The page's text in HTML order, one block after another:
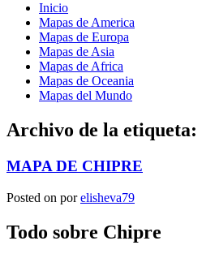
Inicio
Mapas de America
Mapas de Europa
Mapas de Asia
Mapas de Africa
Mapas de Oceania
Mapas del Mundo
Archivo de la etiqueta:
MAPA DE CHIPRE
Posted on porelisheva79
Todo sobre Chipre